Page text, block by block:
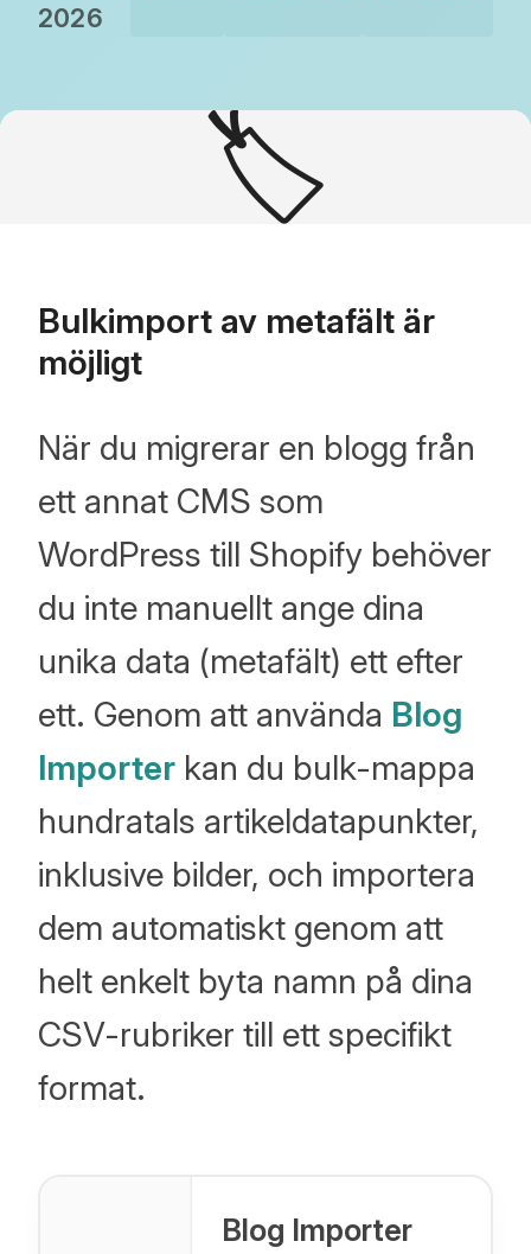
2026
🏷️
Bulkimport av metafält är
möjligt
När du migrerar en blogg från
ett annat CMS som
WordPress till Shopify behöver
du inte manuellt ange dina
unika data (metafält) ett efter
ett. Genom att använda Blog
Importer kan du bulk-mappa
hundratals artikeldatapunkter,
inklusive bilder, och importera
dem automatiskt genom att
helt enkelt byta namn på dina
CSV-rubriker till ett specifikt
format.
Blog Importer